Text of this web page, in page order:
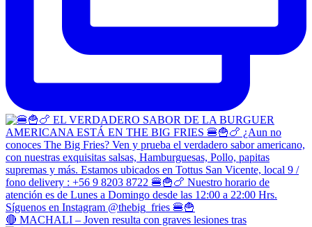
🔴 MACHALI – Joven resulta con graves lesiones tras